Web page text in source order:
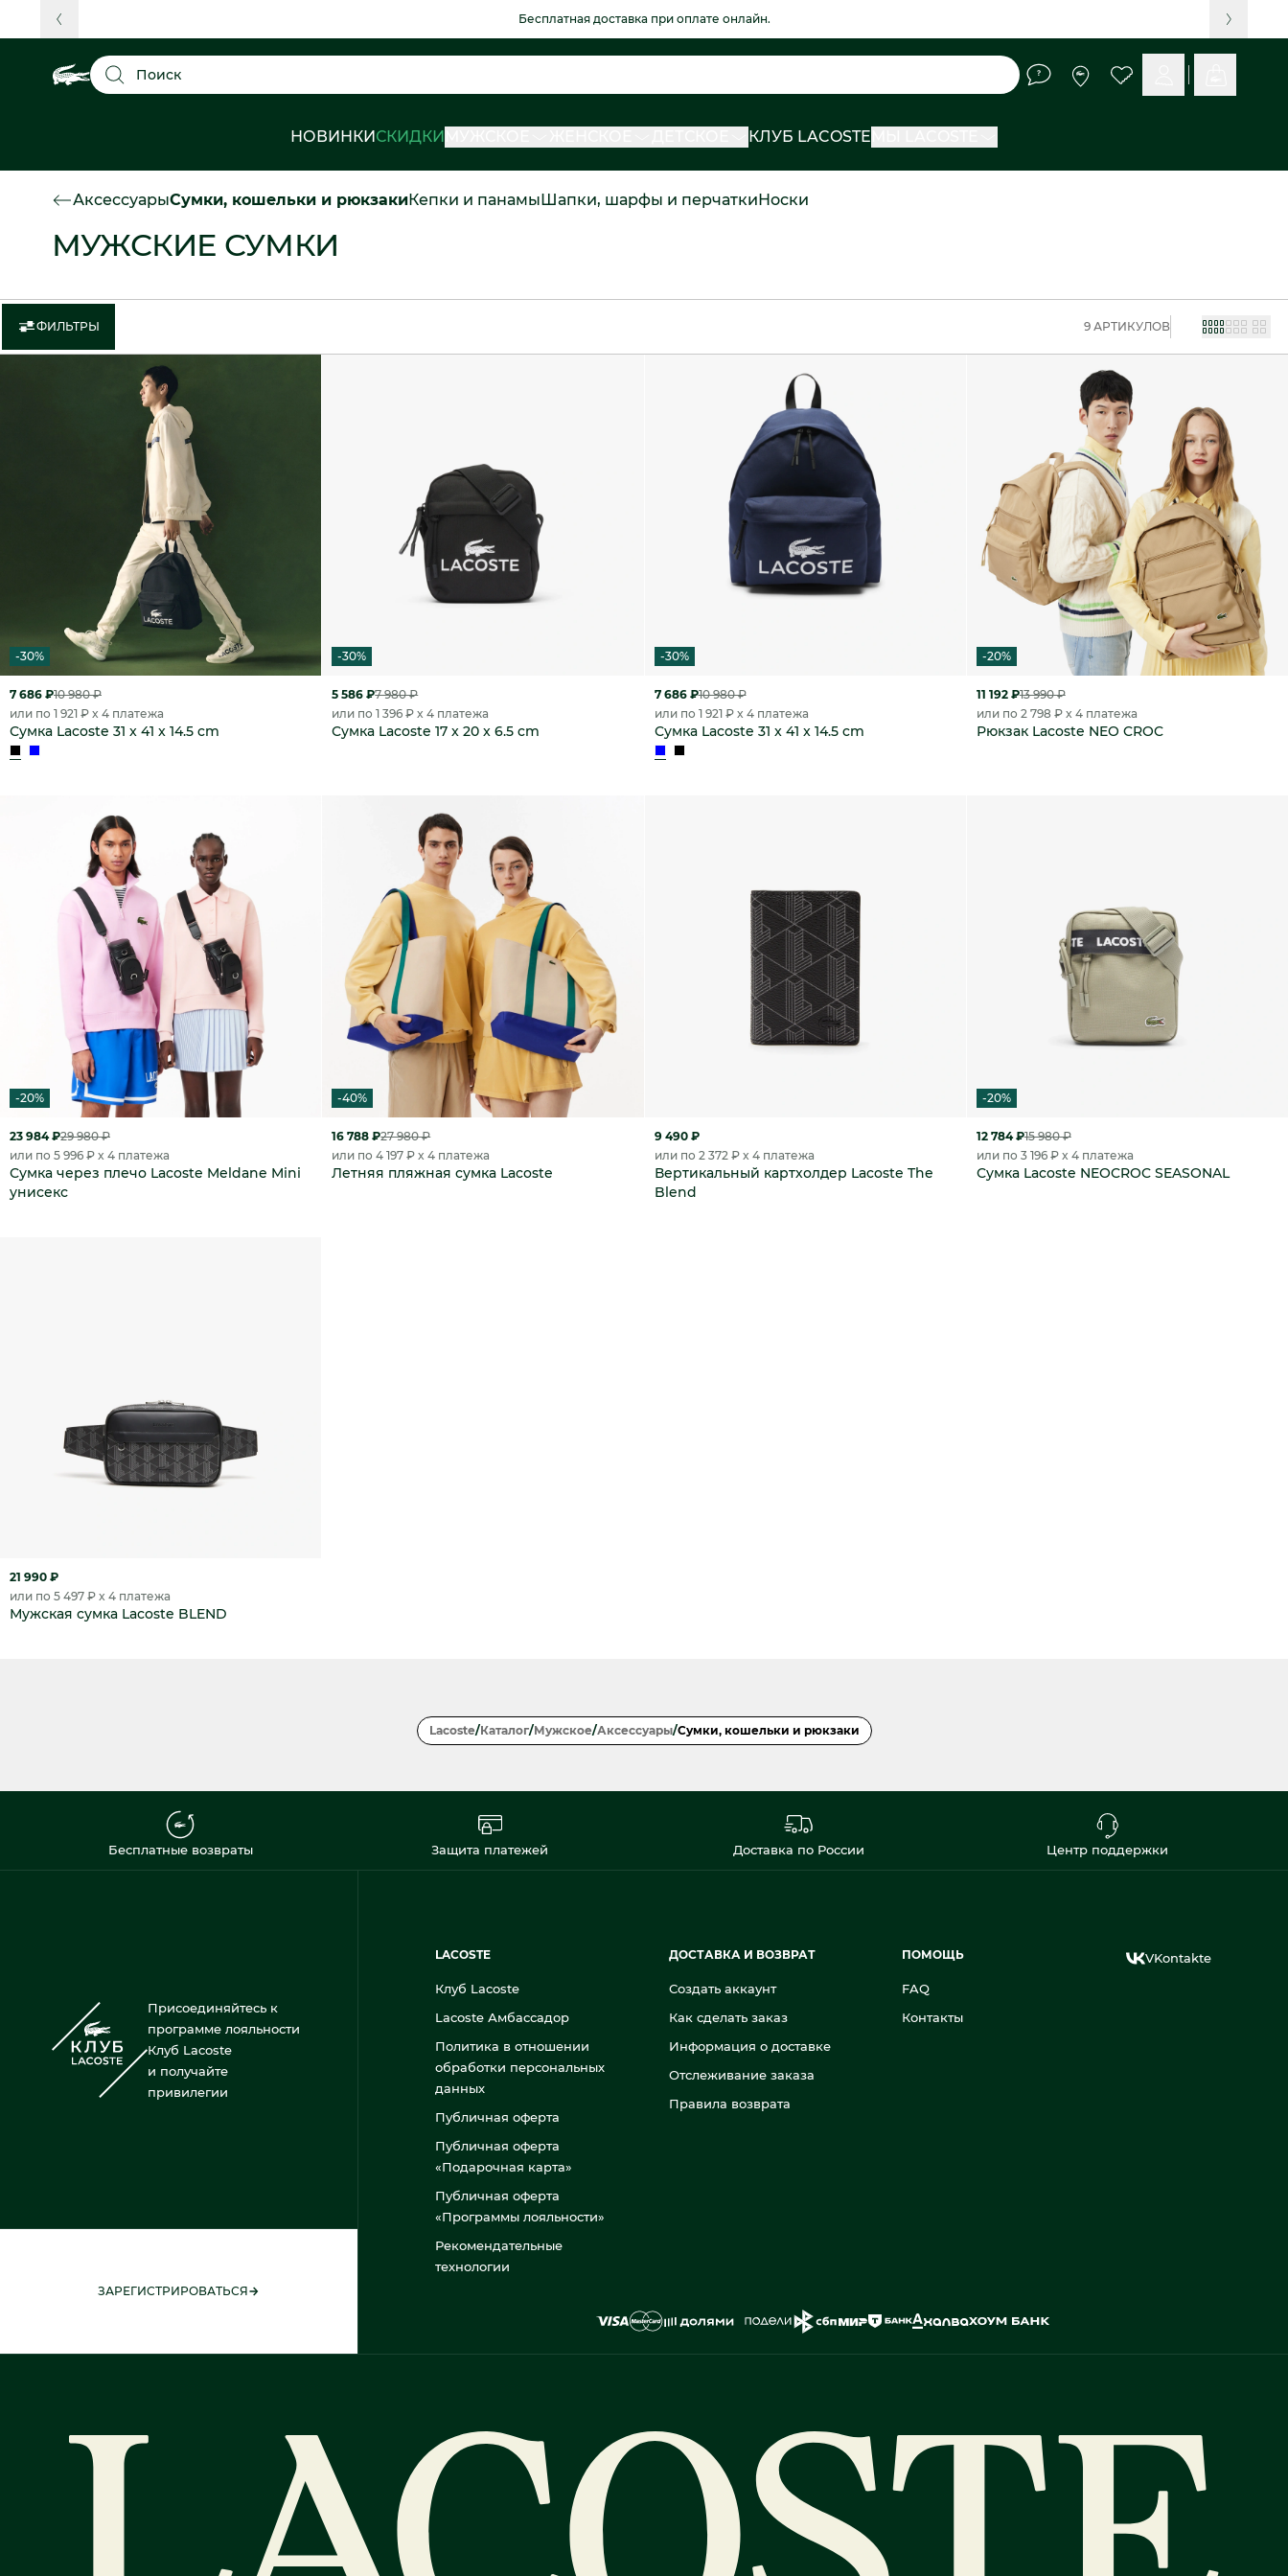
Бесплатная доставка при оплате онлайн.
Поиск
НОВИНКИСКИДКИ КЛУБ LACOSTE
АксессуарыСумки, кошельки и рюкзакиКепки и панамыШапки, шарфы и перчаткиНоски
МУЖСКИЕ СУМКИ
ФИЛЬТРЫ 9 АРТИКУЛОВ
-30%
7 686 ₽10 980 ₽
или по 1 921 ₽ x 4 платежа
Сумка Lacoste 31 x 41 x 14.5 cm
-30%
5 586 ₽7 980 ₽
или по 1 396 ₽ x 4 платежа
Сумка Lacoste 17 x 20 x 6.5 cm
-30%
7 686 ₽10 980 ₽
или по 1 921 ₽ x 4 платежа
Сумка Lacoste 31 x 41 x 14.5 cm
-20%
11 192 ₽13 990 ₽
или по 2 798 ₽ x 4 платежа
Рюкзак Lacoste NEO CROC
-20%
23 984 ₽29 980 ₽
или по 5 996 ₽ x 4 платежа
Сумка через плечо Lacoste Meldane Mini
унисекс
-40%
16 788 ₽27 980 ₽
или по 4 197 ₽ x 4 платежа
Летняя пляжная сумка Lacoste
9 490 ₽
или по 2 372 ₽ x 4 платежа
Вертикальный картхолдер Lacoste The
Blend
-20%
12 784 ₽15 980 ₽
или по 3 196 ₽ x 4 платежа
Сумка Lacoste NEOCROC SEASONAL
21 990 ₽
или по 5 497 ₽ x 4 платежа
Мужская сумка Lacoste BLEND
Lacoste/Каталог/Мужское/Аксессуары/Сумки, кошельки и рюкзаки
Бесплатные возвраты Защита платежей Доставка по России Центр поддержки
Присоединяйтесь к
программе лояльности
Клуб Lacoste
и получайте
привилегии
ЗАРЕГИСТРИРОВАТЬСЯ
LACOSTE
Клуб Lacoste
Lacoste Амбассадор
Политика в отношении
обработки персональных
данных
Публичная оферта
Публичная оферта
«Подарочная карта»
Публичная оферта
«Программы лояльности»
Рекомендательные
технологии
ДОСТАВКА И ВОЗВРАТ
Создать аккаунт
Как сделать заказ
Информация о доставке
Отслеживание заказа
Правила возврата
ПОМОЩЬ
FAQ
Контакты
VKontakte